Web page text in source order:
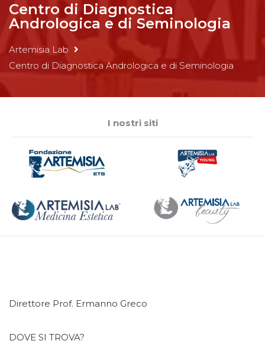
Centro di Diagnostica
Andrologica e di Seminologia
Artemisia Lab
Centro di Diagnostica Andrologica e di Seminologia
I nostri siti
Direttore Prof. Ermanno Greco
DOVE SI TROVA?